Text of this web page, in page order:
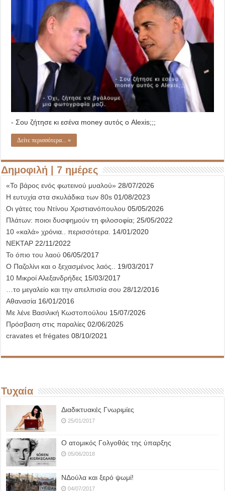
- Σου ζήτησε κι εσένα money αυτός ο Alexis;;;
Δείτε περισσότερα... »
Δημοφιλή | 7 ημέρες
«Το βάρος ενός φωτεινού μυαλού» 28/07/2026
Η ευτυχία στα σκυλάδικα των 80s 01/08/2023
Οι γάτες του Ντίνου Χριστιανόπουλου 05/05/2026
Πλάτων: ποιοι δυσφημούν τη φιλοσοφία; 25/05/2022
10 «καλά» χρόνια.. περισσότερα. 14/01/2020
ΝΕΚΤΑΡ 22/11/2022
Το όπιο του λαού 06/05/2017
Ο Παζολίνι και ο ξεχασμένος λαός.. 19/03/2017
10 Μικροί Αλεξανδρήδες 15/03/2017
…το μεγαλείο και την απελπισία σου 28/12/2016
Αθανασία 16/01/2016
Με λένε Βασιλική Κωστοπούλου 15/07/2026
Πρόσβαση στις παραλίες 02/06/2025
cravates et frégates 08/10/2021
Τυχαία
Διαδικτυακές Γνωριμίες
25/01/2017
Ο ατομικός Γολγοθάς της ύπαρξης
05/06/2018
ΝΔούλα και ξερό ψωμί!
04/07/2017